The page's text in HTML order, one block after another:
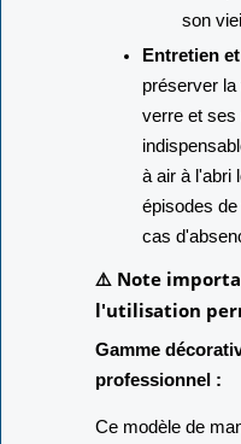
son
Entretien
préserver la
verre et
à air à l'abri
épisodes
cas
⚠️ Note
l'utilisation
Gamme
professionnel :
Ce modèle de